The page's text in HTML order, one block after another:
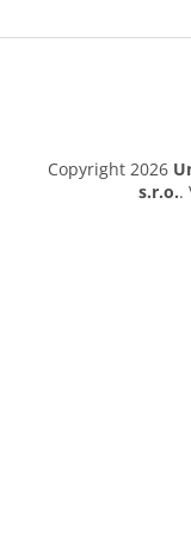
Copyright 2026
s.r.o..